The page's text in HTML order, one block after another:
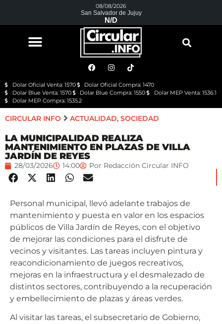
08/08/2026
San Salvador de Jujuy
N/D
Dolar Oficial Venta: 1570
Dolar Oficial Compra: 1470
Dolar Blue Venta: 1570
Dolar Blue Compra: 1550
Dolar MEP Venta: 1536.1
Dolar MEP Compra: 1535.2
CIRCULAR INFO ACTUALIDAD, SOCIEDAD
LA MUNICIPALIDAD REALIZA
MANTENIMIENTO EN PLAZAS DE VILLA
JARDÍN DE REYES
28/03/2026 14:00 Por Redacción Circular INFO
Personal municipal, llevó adelante trabajos de
mantenimiento y puesta en valor en los espacios
públicos de Villa Jardín de Reyes, con el objetivo
de mejorar las condiciones para el disfrute de
vecinos y visitantes. Las tareas incluyen pintura y
reacondicionamiento de juegos recreativos,
mejoras en la infraestructura y el desmalezado de
distintos sectores, contribuyendo a la recuperación
y embellecimiento de plazas y áreas verdes.
Al visitar las tareas, el subsecretario de Gobierno,